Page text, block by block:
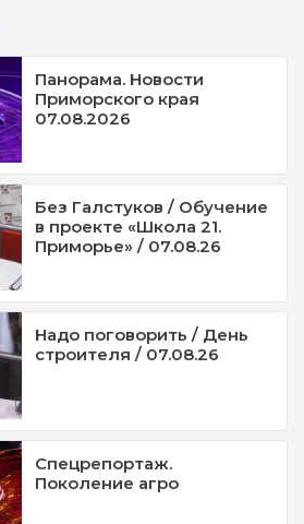
Панорама. Новости
Приморского края
07.08.2026
Без Галстуков / Обучение
в проекте «Школа 21.
Приморье» / 07.08.26
Надо поговорить / День
строителя / 07.08.26
Спецрепортаж.
Поколение агро